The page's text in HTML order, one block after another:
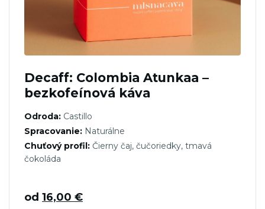
Decaff: Colombia Atunkaa –
bezkofeínová káva
Odroda: Castillo
Spracovanie: Naturálne
Chuťový profil: Čierny čaj, čučoriedky, tmavá
čokoláda
od 16,00 €